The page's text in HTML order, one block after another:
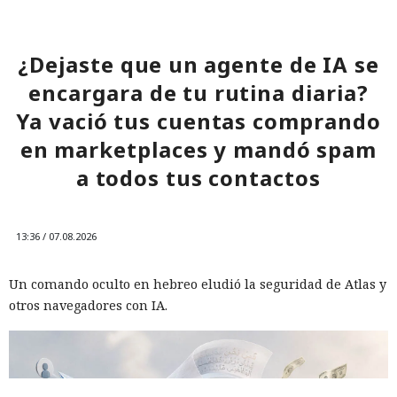
¿Dejaste que un agente de IA se
encargara de tu rutina diaria?
Ya vació tus cuentas comprando
en marketplaces y mandó spam
a todos tus contactos
13:36 / 07.08.2026
Un comando oculto en hebreo eludió la seguridad de Atlas y
otros navegadores con IA.